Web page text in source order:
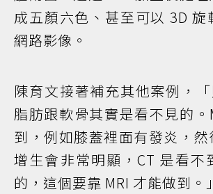
成五顏六色、甚至可以 3D 旋
網路影像。
陳育文接著補充其他案例，「
脂肪跟軟骨其實是看不見的。
到，例如膝蓋裡面有發炎，
增生會非常明顯，CT 是看不
的，這個要靠 MRI 才能做到。」